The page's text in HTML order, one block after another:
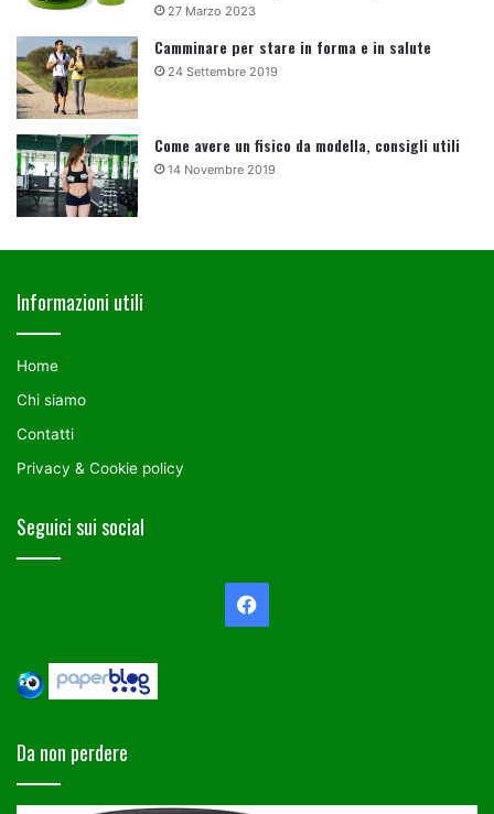
27 Marzo 2023
Camminare per stare in forma e in salute
24 Settembre 2019
Come avere un fisico da modella, consigli utili
14 Novembre 2019
Informazioni utili
Home
Chi siamo
Contatti
Privacy & Cookie policy
Seguici sui social
Facebook
Da non perdere